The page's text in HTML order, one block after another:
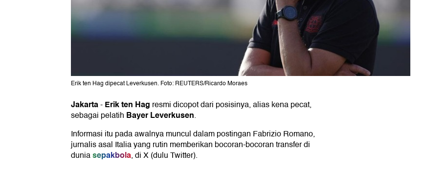
Erik ten Hag dipecat Leverkusen. Foto: REUTERS/Ricardo Moraes
Jakarta-Erik ten Hag resmi dicopot dari posisinya, alias kena pecat,
sebagai pelatih Bayer Leverkusen.
Informasi itu pada awalnya muncul dalam postingan Fabrizio Romano,
jurnalis asal Italia yang rutin memberikan bocoran-bocoran transfer di
duniasepakbola, di X (dulu Twitter).